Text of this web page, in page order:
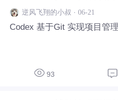
逆风飞翔的小叔 · 06-21
Codex 基于Git 实现项目管
93